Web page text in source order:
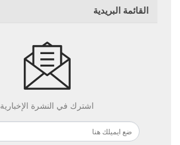
القائمة البريدية
اشترك في النشرة الإخبارية